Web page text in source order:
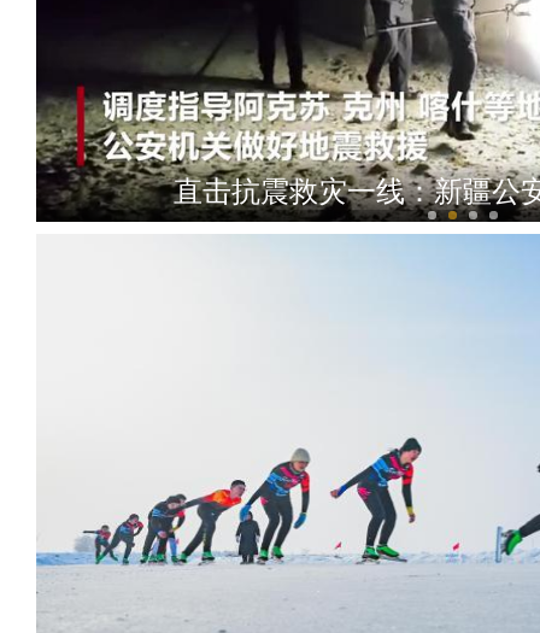
直击抗震救灾一线：新疆公